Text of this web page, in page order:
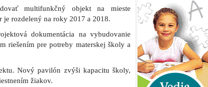
multifunkčný objekt na mieste
je rozdelený na roky 2017 a 2018.
dokumentácia na vybudovanie
riešením pre potreby materskej školy a
Nový pavilón zvýši kapacitu školy,
žiakov.